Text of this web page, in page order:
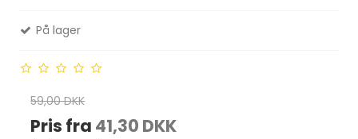
På lager
59,00 DKK
Pris fra 41,30 DKK